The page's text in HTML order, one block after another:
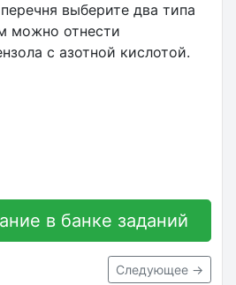
выберите два типа
можно отнести
с азотной кислотой.
в банке заданий
Следующее →